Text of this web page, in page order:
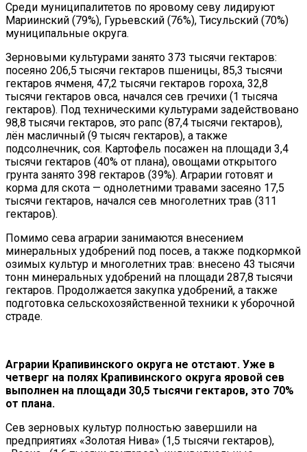
Среди муниципалитетов по яровому севу лидируют
Мариинский (79%), Гурьевский (76%), Тисульский (70%)
муниципальные округа.
Зерновыми культурами занято 373 тысячи гектаров:
посеяно 206,5 тысячи гектаров пшеницы, 85,3 тысячи
гектаров ячменя, 47,2 тысячи гектаров гороха, 32,8
тысячи гектаров овса, начался сев гречихи (1 тысяча
гектаров). Под техническими культурами задействовано
98,8 тысячи гектаров, это рапс (87,4 тысячи гектаров),
лён масличный (9 тысяч гектаров), а также
подсолнечник, соя. Картофель посажен на площади 3,4
тысячи гектаров (40% от плана), овощами открытого
грунта занято 398 гектаров (39%). Аграрии готовят и
корма для скота — однолетними травами засеяно 17,5
тысячи гектаров, начался сев многолетних трав (311
гектаров).
Помимо сева аграрии занимаются внесением
минеральных удобрений под посев, а также подкормкой
озимых культур и многолетних трав: внесено 43 тысячи
тонн минеральных удобрений на площади 287,8 тысячи
гектаров. Продолжается закупка удобрений, а также
подготовка сельскохозяйственной техники к уборочной
страде.
Аграрии Крапивинского округа не отстают. Уже в
четверг на полях Крапивинского округа яровой сев
выполнен на площади 30,5 тысячи гектаров, это 70%
от плана.
Сев зерновых культур полностью завершили на
предприятиях «Золотая Нива» (1,5 тысячи гектаров),